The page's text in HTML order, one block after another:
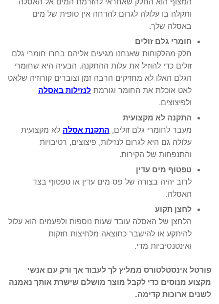
ותקלה בו עלולה לגרום להדחה אין סופית של מים
באסלה שלך.
חומרי גלם זולים
חלק מהלקוחות שאנחנו מגיעים אליהם בחרו חומרי גלם
זולים כדי להוזיל את עלות ההתקנה. הבעיה היא שחומרי
הגלם האלו לא מחזיקים הרבה זמן וצוברים קורוזיה שלאט
לאט אוכלת את החומר וגורמת לנזילות באסלה
ולפיצוצים.
התקנה לא מקצועית
מעבר לחומרי גלם זולים, התקנת אסלה לא מקצועית
עלולה גם היא לגרום לנזילות, פיצוצים, רטיבויות
והתנפחות של הקירות.
טפטוף מים עדין
לרוב יהיה בצורה של פס מים עדין או טפטוף בצד
האסלה.
לחצן תקוע
הלחצן של האסלה עובד שעות נוספות ולפעמים הוא עלול
להיתקע או להישבר כתוצאה מלחיצות חזקות
ואינטנסיביות מדי.
פורטל אינסטלטורס ממליץ לך לעבוד אך ורק עם אנשי
מקצוע מנוסים כדי לקבל מוצר מושלם שישרת אותך נאמנה
לשנים ארוכות קדימה.